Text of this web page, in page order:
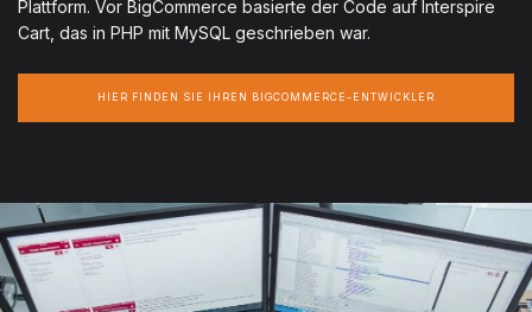
Plattform. Vor BigCommerce basierte der Code auf Interspire
Cart, das in PHP mit MySQL geschrieben war.
HIER FINDEN SIE IHREN BIGCOMMERCE-ENTWICKLER